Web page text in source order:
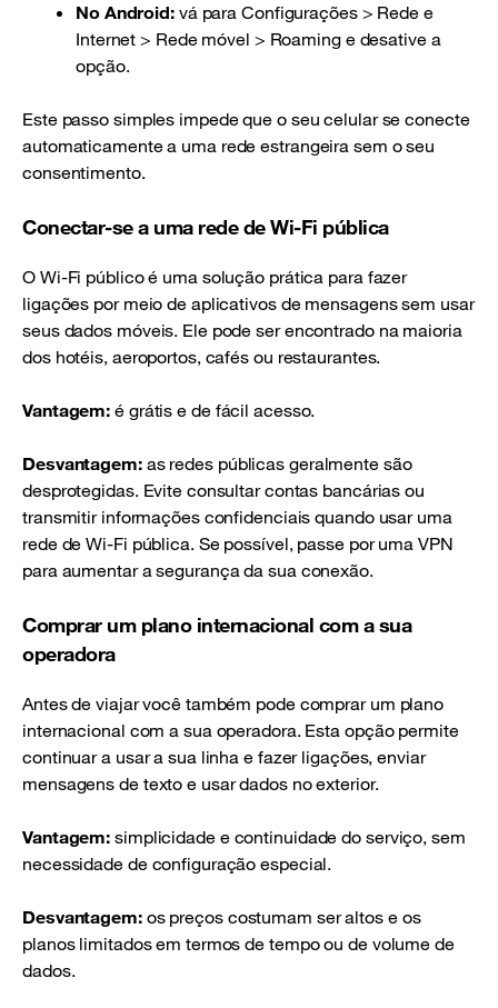
No Android:vá para Configurações > Rede e
Internet > Rede móvel > Roaming e desative a
opção.
Este passo simples impede que o seu celular se conecte
automaticamente a uma rede estrangeira sem o seu
consentimento.
Conectar-se a uma rede de Wi-Fi pública
O Wi-Fi público é uma solução prática para fazer
ligações por meio de aplicativos de mensagens sem usar
seus dados móveis. Ele pode ser encontrado na maioria
dos hotéis, aeroportos, cafés ou restaurantes.
Vantagem: é grátis e de fácil acesso.
Desvantagem:as redes públicas geralmente são
desprotegidas. Evite consultar contas bancárias ou
transmitir informações confidenciais quando usar uma
rede de Wi-Fi pública. Se possível, passe por uma VPN
para aumentar a segurança da sua conexão.
Comprar um plano internacional com a sua
operadora
Antes de viajar você também pode comprar um plano
internacional com a sua operadora. Esta opção permite
continuar a usar a sua linha e fazer ligações, enviar
mensagens de texto e usar dados no exterior.
Vantagem: simplicidade e continuidade do serviço, sem
necessidade de configuração especial.
Desvantagem:os preços costumam ser altos e os
planos limitados em termos de tempo ou de volume de
dados.